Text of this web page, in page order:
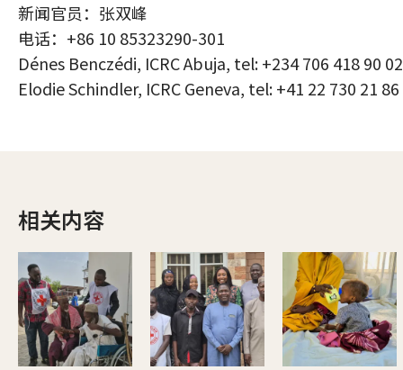
新闻官员：张双峰
电话：+86 10 85323290-301
Dénes Benczédi, ICRC Abuja, tel: +234 706 418 90
Elodie Schindler, ICRC Geneva, tel: +41 22 730 21
相关内容